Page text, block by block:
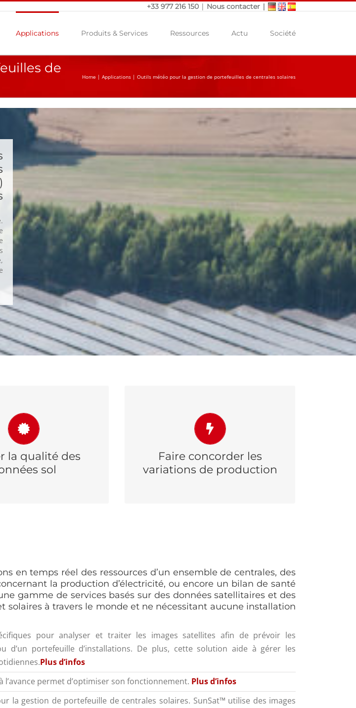
+33 977 216 150 | Nous contacter |
Applications Produits & Services Ressources Actu Société
de
Home | Applications | Outils météo pour la gestion de portefeuilles de centrales solaires
la qualité des
sol
dépendent d’équipements
une partie prenante. En cas
fiabilité de ces mesures, les
fournies par un
permettent une
expertise.
Faire concorder les
variations de production
production
L’énergie solaire dépend de la météo. En
conséquence, l’estimation en temps réel de
l’ensoleillement sur un territoire entier
permet de faire concorder les variations de
production à travers plusieurs régions en
en temps réel des ressources d’un ensemble de centrales, des
la production d’électricité, ou encore un bilan de santé
gamme de services basés sur des données satellitaires et des
solaires à travers le monde et ne nécessitant aucune installation
pour analyser et traiter les images satellites afin de prévoir les
d’un portefeuille d’installations. De plus, cette solution aide à gérer les
Plus d’infos
permet d’optimiser son fonctionnement. Plus d’infos
la gestion de portefeuille de centrales solaires. SunSat™ utilise des images